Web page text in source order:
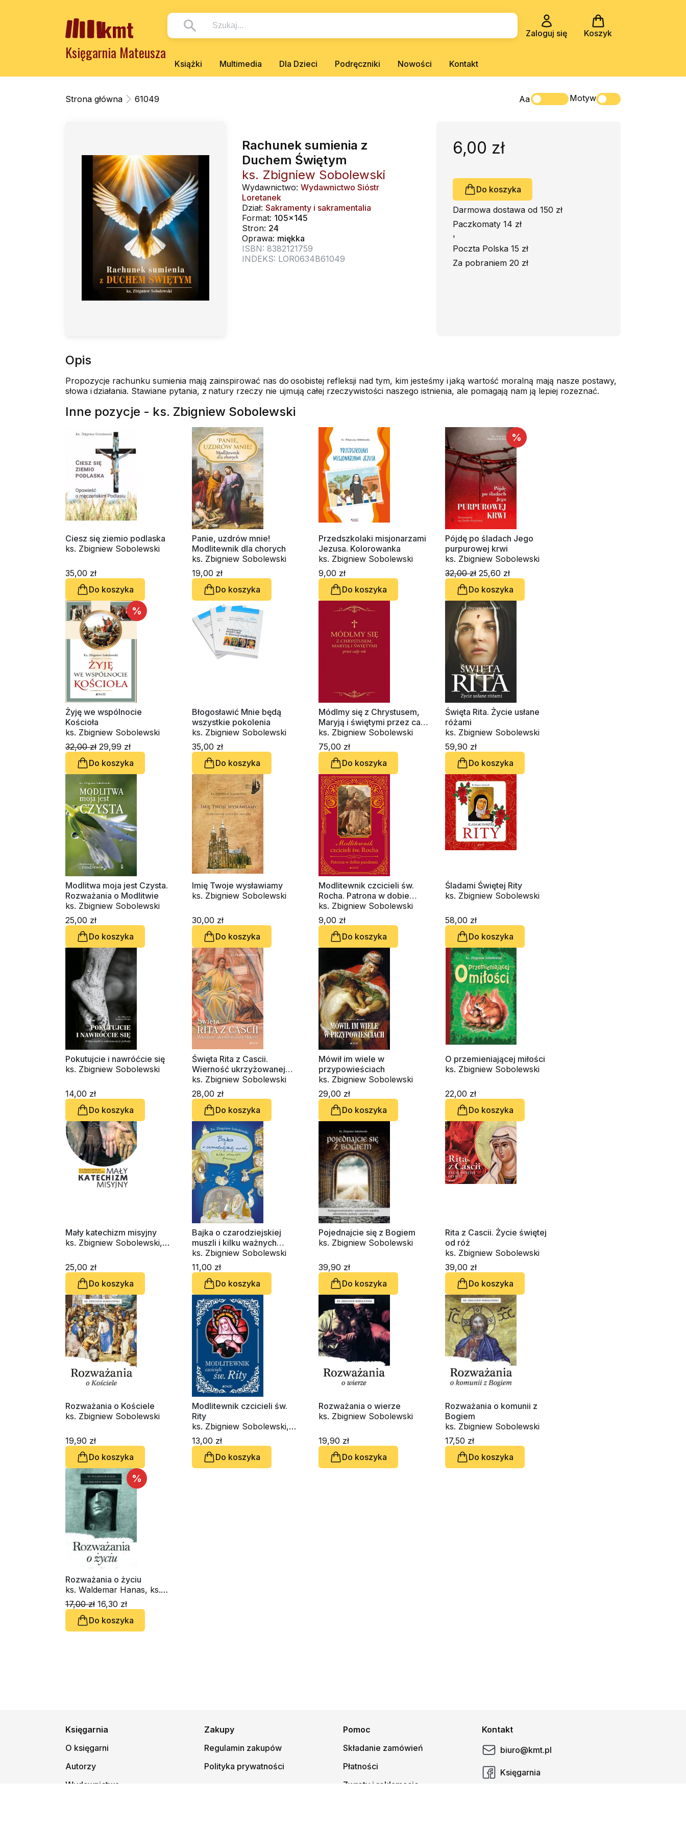
Zaloguj się Koszyk
Księgarnia Mateusza
Książki Multimedia Dla Dzieci Podręczniki Nowości Kontakt
Strona główna 61049 Aa Motyw
Rachunek sumienia z
Duchem Świętym
ks. Zbigniew Sobolewski
Wydawnictwo: Wydawnictwo Sióstr
Loretanek
Dział: Sakramenty i sakramentalia
Format: 105x145
Stron: 24
Oprawa: miękka
ISBN: 8382121759
INDEKS: LOR0634B61049
6,00 zł
Do koszyka
Darmowa dostawa od 150 zł
Paczkomaty 14 zł
'
Poczta Polska 15 zł
Za pobraniem 20 zł
Opis
Propozycje rachunku sumienia mają zainspirować nas do osobistej refleksji nad tym, kim jesteśmy i jaką wartość moralną mają nasze postawy,
słowa i działania. Stawiane pytania, z natury rzeczy nie ujmują całej rzeczywistości naszego istnienia, ale pomagają nam ją lepiej rozeznać.
Inne pozycje - ks. Zbigniew Sobolewski
Ciesz się ziemio podlaska
ks. Zbigniew Sobolewski
35,00 zł
Do koszyka
Panie, uzdrów mnie!
Modlitewnik dla chorych
ks. Zbigniew Sobolewski
19,00 zł
Do koszyka
Przedszkolaki misjonarzami
Jezusa. Kolorowanka
ks. Zbigniew Sobolewski
9,00 zł
Do koszyka
%
Pójdę po śladach Jego
purpurowej krwi
ks. Zbigniew Sobolewski
32,00 zł 25,60 zł
Do koszyka
%
Żyję we wspólnocie
Kościoła
ks. Zbigniew Sobolewski
32,00 zł 29,99 zł
Do koszyka
Błogosławić Mnie będą
wszystkie pokolenia
ks. Zbigniew Sobolewski
35,00 zł
Do koszyka
Módlmy się z Chrystusem,
Maryją i świętymi przez cały
rok
ks. Zbigniew Sobolewski
75,00 zł
Do koszyka
Święta Rita. Życie usłane
różami
ks. Zbigniew Sobolewski
59,90 zł
Do koszyka
Modlitwa moja jest Czysta.
Rozważania o Modlitwie
ks. Zbigniew Sobolewski
25,00 zł
Do koszyka
Imię Twoje wysławiamy
ks. Zbigniew Sobolewski
30,00 zł
Do koszyka
Modlitewnik czcicieli św.
Rocha. Patrona w dobie
pandemii
ks. Zbigniew Sobolewski
9,00 zł
Do koszyka
Śladami Świętej Rity
ks. Zbigniew Sobolewski
58,00 zł
Do koszyka
Pokutujcie i nawróćcie się
ks. Zbigniew Sobolewski
14,00 zł
Do koszyka
Święta Rita z Cascii.
Wierność ukrzyżowanej
Miłości
ks. Zbigniew Sobolewski
28,00 zł
Do koszyka
Mówił im wiele w
przypowieściach
ks. Zbigniew Sobolewski
29,00 zł
Do koszyka
O przemieniającej miłości
ks. Zbigniew Sobolewski
22,00 zł
Do koszyka
Mały katechizm misyjny
ks. Zbigniew Sobolewski,
25,00 zł
Do koszyka
Bajka o czarodziejskiej
muszli i kilku ważnych
sprawach
ks. Zbigniew Sobolewski
11,00 zł
Do koszyka
Pojednajcie się z Bogiem
ks. Zbigniew Sobolewski
39,90 zł
Do koszyka
Rita z Cascii. Życie świętej
od róż
ks. Zbigniew Sobolewski
39,00 zł
Do koszyka
Rozważania o Kościele
ks. Zbigniew Sobolewski
19,90 zł
Do koszyka
Modlitewnik czcicieli św.
Rity
ks. Zbigniew Sobolewski,
Ks. Marek Matusik
13,00 zł
Do koszyka
Rozważania o wierze
ks. Zbigniew Sobolewski
19,90 zł
Do koszyka
Rozważania o komunii z
Bogiem
ks. Zbigniew Sobolewski
17,50 zł
Do koszyka
%
Rozważania o życiu
ks. Waldemar Hanas, ks.
Zbigniew Sobolewski
17,00 zł 16,30 zł
Do koszyka
Księgarnia
O księgarni
Autorzy
Wydawnictwa
Zakupy
Regulamin zakupów
Polityka prywatności
Pomoc
Składanie zamówień
Płatności
Zwroty i reklamacje
Kontakt
biuro@kmt.pl
Księgarnia